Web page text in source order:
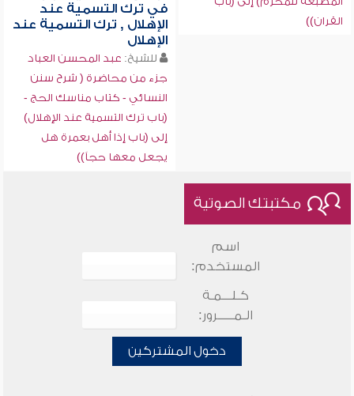
القران))
في ترك التسمية عند
الإهلال , ترك التسمية عند
الإهلال
للشيخ: عبد المحسن العباد
جزء من محاضرة ( شرح سنن
النسائي - كتاب مناسك الحج -
(باب ترك التسمية عند الإهلال)
إلى (باب إذا أهل بعمرة هل
يجعل معها حجاً))
مكتبتك الصوتية
اسم
المستخدم:
كـلـــمـة
الـمـــــرور:
دخول المشتركين